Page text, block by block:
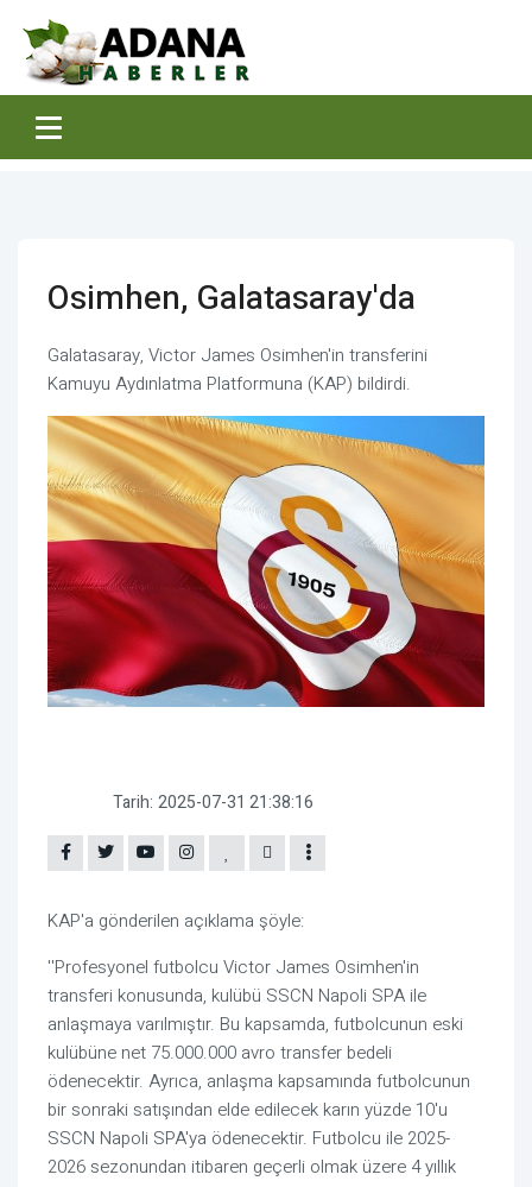
Osimhen, Galatasaray'da
Galatasaray, Victor James Osimhen'in transferini
Kamuyu Aydınlatma Platformuna (KAP) bildirdi.
Tarih: 2025-07-31 21:38:16
KAP'a gönderilen açıklama şöyle:
''Profesyonel futbolcu Victor James Osimhen'in
transferi konusunda, kulübü SSCN Napoli SPA ile
anlaşmaya varılmıştır. Bu kapsamda, futbolcunun eski
kulübüne net 75.000.000 avro transfer bedeli
ödenecektir. Ayrıca, anlaşma kapsamında futbolcunun
bir sonraki satışından elde edilecek karın yüzde 10'u
SSCN Napoli SPA'ya ödenecektir. Futbolcu ile 2025-
2026 sezonundan itibaren geçerli olmak üzere 4 yıllık